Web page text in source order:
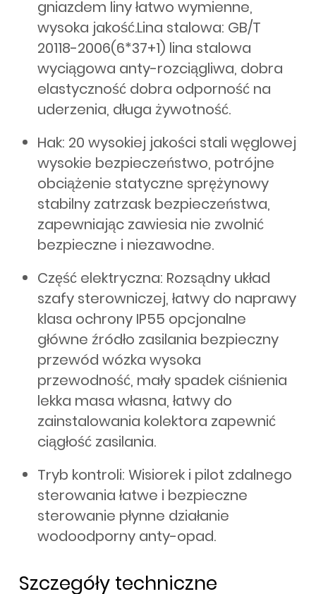
gniazdem liny łatwo wymienne,
wysoka jakość.Lina stalowa: GB/T
20118-2006(6*37+1) lina stalowa
wyciągowa anty-rozciągliwa, dobra
elastyczność dobra odporność na
uderzenia, długa żywotność.
Hak: 20 wysokiej jakości stali węglowej
wysokie bezpieczeństwo, potrójne
obciążenie statyczne sprężynowy
stabilny zatrzask bezpieczeństwa,
zapewniając zawiesia nie zwolnić
bezpieczne i niezawodne.
Część elektryczna: Rozsądny układ
szafy sterowniczej, łatwy do naprawy
klasa ochrony IP55 opcjonalne
główne źródło zasilania bezpieczny
przewód wózka wysoka
przewodność, mały spadek ciśnienia
lekka masa własna, łatwy do
zainstalowania kolektora zapewnić
ciągłość zasilania.
Tryb kontroli: Wisiorek i pilot zdalnego
sterowania łatwe i bezpieczne
sterowanie płynne działanie
wodoodporny anty-opad.
Szczegóły techniczne